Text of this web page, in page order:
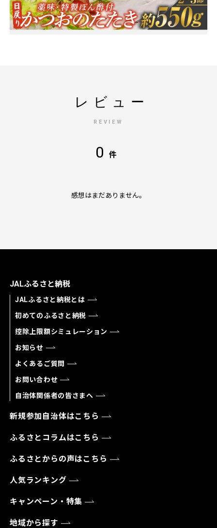
レビュー
REVIEW
0 件
感想はまだありません。
JALふるさと納税
JALふるさと納税とは
初めてのふるさと納税
控除上限額シミュレーション
お知らせ
よくあるご質問
お問い合わせ
自治体関係者の皆さまへ
新規参加自治体はこちら
ふるさとコラムはこちら
ふるさとからの声はこちら
人気ランキング
キャンペーン・特集
地域から探す